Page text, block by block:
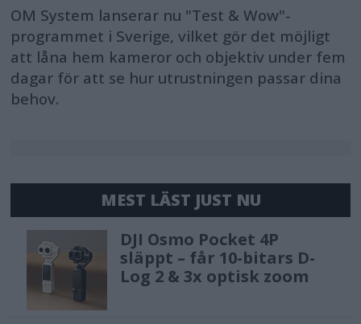
OM System lanserar nu "Test & Wow"-
programmet i Sverige, vilket gör det möjligt
att låna hem kameror och objektiv under fem
dagar för att se hur utrustningen passar dina
behov.
MEST LÄST JUST NU
DJI Osmo Pocket 4P
släppt – får 10-bitars D-
Log 2 & 3x optisk zoom